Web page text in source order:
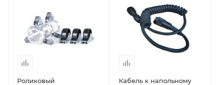
Роликовый
Кабель к напольному